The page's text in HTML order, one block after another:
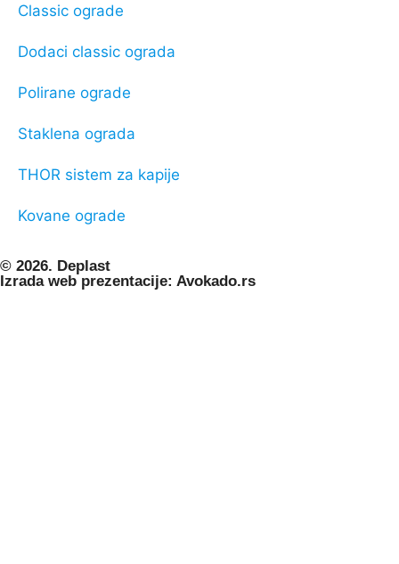
Classic ograde
Dodaci classic ograda
Polirane ograde
Staklena ograda
THOR sistem za kapije
Kovane ograde
© 2026. Deplast
Izrada web prezentacije: Avokado.rs